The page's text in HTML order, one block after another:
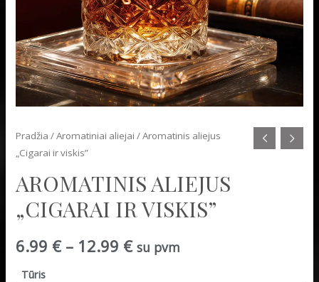
Pradžia /Aromatiniai aliejai / Aromatinis aliejus
„Cigarai ir viskis”
AROMATINIS ALIEJUS
„CIGARAI IR VISKIS”
6.99 €– 12.99 € su pvm
Tūris